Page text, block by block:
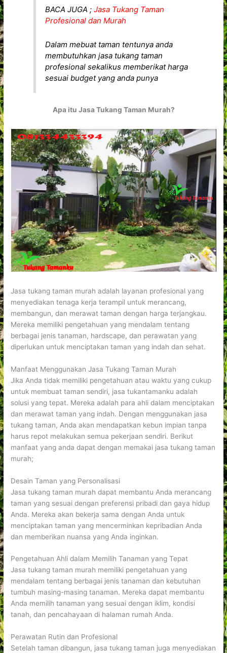
BACA JUGA ;Jasa Tukang Taman
Profesional dan Murah
Dalam mebuat taman tentunya anda
membutuhkan jasa tukang taman
profesional sekalikus memberikat harga
sesuai budget yang anda punya
Apa itu Jasa Tukang Taman Murah?
Jasa tukang taman murah adalah layanan profesional yang
menyediakan tenaga kerja terampil untuk merancang,
membangun, dan merawat taman dengan harga terjangkau.
Mereka memiliki pengetahuan yang mendalam tentang
berbagai jenis tanaman, hardscape, dan perawatan yang
diperlukan untuk menciptakan taman yang indah dan sehat.
Manfaat Menggunakan Jasa Tukang Taman Murah
Jika Anda tidak memiliki pengetahuan atau waktu yang cukup
untuk membuat taman sendiri, jasa tukantamanku adalah
solusi yang tepat. Mereka adalah para ahli dalam menciptakan
dan merawat taman yang indah. Dengan menggunakan jasa
tukang taman, Anda akan mendapatkan kebun impian tanpa
harus repot melakukan semua pekerjaan sendiri. Berikut
manfaat yang anda dapat dengan memakai jasa tukang taman
murah;
Desain Taman yang Personalisasi
Jasa tukang taman murah dapat membantu Anda merancang
taman yang sesuai dengan preferensi pribadi dan gaya hidup
Anda. Mereka akan bekerja sama dengan Anda untuk
menciptakan taman yang mencerminkan kepribadian Anda
dan memberikan nuansa yang Anda inginkan.
Pengetahuan Ahli dalam Memilih Tanaman yang Tepat
Jasa tukang taman murah memiliki pengetahuan yang
mendalam tentang berbagai jenis tanaman dan kebutuhan
tumbuh masing-masing tanaman. Mereka dapat membantu
Anda memilih tanaman yang sesuai dengan iklim, kondisi
tanah, dan pencahayaan di halaman rumah Anda.
Perawatan Rutin dan Profesional
Setelah taman dibangun, jasa tukang taman juga menyediakan